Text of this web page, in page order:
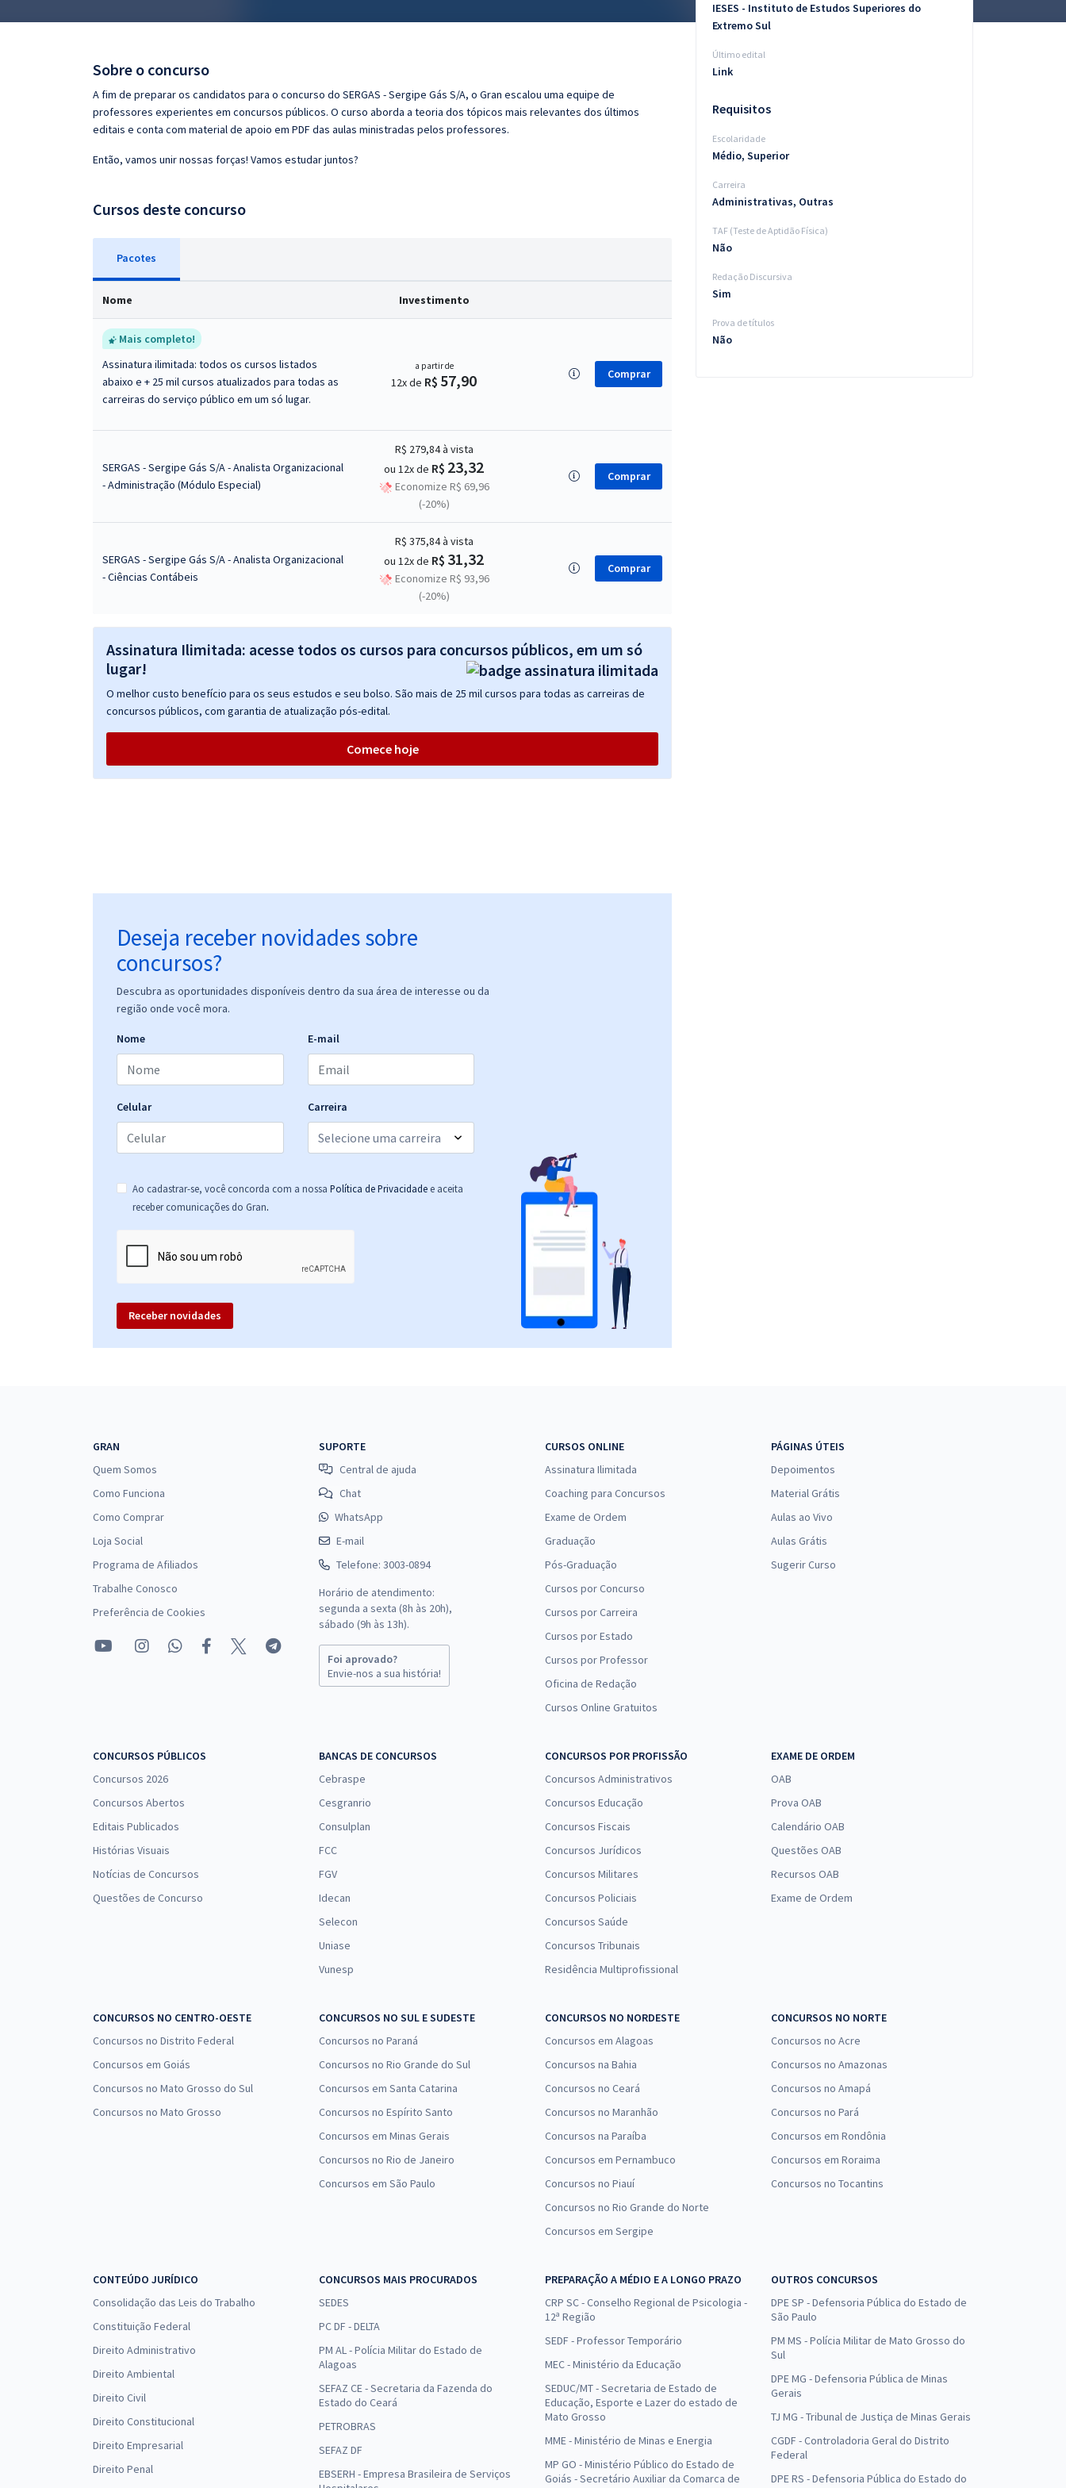
Questões grátis
Sobre o concurso
A fim de preparar os candidatos para o concurso do SERGAS - Sergipe Gás S/A, o Gran escalou uma equipe de
professores experientes em concursos públicos. O curso aborda a teoria dos tópicos mais relevantes dos últimos
editais e conta com material de apoio em PDF das aulas ministradas pelos professores.
Então, vamos unir nossas forças! Vamos estudar juntos?
Cursos deste concurso
Pacotes
Nome Investimento
Mais completo!
Assinatura ilimitada: todos os cursos listados
abaixo e + 25 mil cursos atualizados para todas as
carreiras do serviço público em um só lugar.
a partir de
12x de R$ 57,90 Comprar
SERGAS - Sergipe Gás S/A - Analista Organizacional
- Administração (Módulo Especial)
R$ 279,84à vista
ou 12x de R$ 23,32
Economize R$ 69,96
(-20%)
Comprar
SERGAS - Sergipe Gás S/A - Analista Organizacional
- Ciências Contábeis
R$ 375,84à vista
ou 12x de R$ 31,32
Economize R$ 93,96
(-20%)
Comprar
Assinatura Ilimitada: acesse todos os cursos para concursos públicos, em um só
lugar!
O melhor custo benefício para os seus estudos e seu bolso. São mais de 25 mil cursos para todas as carreiras de
concursos públicos, com garantia de atualização pós-edital.
Comece hoje
Deseja receber novidades sobre
concursos?
Descubra as oportunidades disponíveis dentro da sua área de interesse ou da
região onde você mora.
Nome E-mail
Celular Carreira
Ao cadastrar-se, você concorda com a nossa Política de Privacidade e aceita
receber comunicações do Gran.
Receber novidades
IESES - Instituto de Estudos Superiores do
Extremo Sul
Último edital
Link
Requisitos
Escolaridade
Médio, Superior
Carreira
Administrativas, Outras
TAF (Teste de Aptidão Física)
Não
Redação Discursiva
Sim
Prova de títulos
Não
GRAN
Quem Somos
Como Funciona
Como Comprar
Loja Social
Programa de Afiliados
Trabalhe Conosco
Preferência de Cookies
SUPORTE
Central de ajuda
Chat
WhatsApp
E-mail
Telefone: 3003-0894
Horário de atendimento:
segunda a sexta (8h às 20h),
sábado (9h às 13h).
Foi aprovado?
Envie-nos a sua história!
CURSOS ONLINE
Assinatura Ilimitada
Coaching para Concursos
Exame de Ordem
Graduação
Pós-Graduação
Cursos por Concurso
Cursos por Carreira
Cursos por Estado
Cursos por Professor
Oficina de Redação
Cursos Online Gratuitos
PÁGINAS ÚTEIS
Depoimentos
Material Grátis
Aulas ao Vivo
Aulas Grátis
Sugerir Curso
CONCURSOS PÚBLICOS
Concursos 2026
Concursos Abertos
Editais Publicados
Histórias Visuais
Notícias de Concursos
Questões de Concurso
BANCAS DE CONCURSOS
Cebraspe
Cesgranrio
Consulplan
FCC
FGV
Idecan
Selecon
Uniase
Vunesp
CONCURSOS POR PROFISSÃO
Concursos Administrativos
Concursos Educação
Concursos Fiscais
Concursos Jurídicos
Concursos Militares
Concursos Policiais
Concursos Saúde
Concursos Tribunais
Residência Multiprofissional
EXAME DE ORDEM
OAB
Prova OAB
Calendário OAB
Questões OAB
Recursos OAB
Exame de Ordem
CONCURSOS NO CENTRO-OESTE
Concursos no Distrito Federal
Concursos em Goiás
Concursos no Mato Grosso do Sul
Concursos no Mato Grosso
CONCURSOS NO SUL E SUDESTE
Concursos no Paraná
Concursos no Rio Grande do Sul
Concursos em Santa Catarina
Concursos no Espírito Santo
Concursos em Minas Gerais
Concursos no Rio de Janeiro
Concursos em São Paulo
CONCURSOS NO NORDESTE
Concursos em Alagoas
Concursos na Bahia
Concursos no Ceará
Concursos no Maranhão
Concursos na Paraíba
Concursos em Pernambuco
Concursos no Piauí
Concursos no Rio Grande do Norte
Concursos em Sergipe
CONCURSOS NO NORTE
Concursos no Acre
Concursos no Amazonas
Concursos no Amapá
Concursos no Pará
Concursos em Rondônia
Concursos em Roraima
Concursos no Tocantins
CONTEÚDO JURÍDICO
Consolidação das Leis do Trabalho
Constituição Federal
Direito Administrativo
Direito Ambiental
Direito Civil
Direito Constitucional
Direito Empresarial
Direito Penal
CONCURSOS MAIS PROCURADOS
SEDES
PC DF - DELTA
PM AL - Polícia Militar do Estado de
Alagoas
SEFAZ CE - Secretaria da Fazenda do
Estado do Ceará
PETROBRAS
SEFAZ DF
EBSERH - Empresa Brasileira de Serviços
PREPARAÇÃO A MÉDIO E A LONGO PRAZO
CRP SC - Conselho Regional de Psicologia -
12ª Região
SEDF - Professor Temporário
MEC - Ministério da Educação
SEDUC/MT - Secretaria de Estado de
Educação, Esporte e Lazer do estado de
Mato Grosso
MME - Ministério de Minas e Energia
MP GO - Ministério Público do Estado de
Goiás - Secretário Auxiliar da Comarca de
OUTROS CONCURSOS
DPE SP - Defensoria Pública do Estado de
São Paulo
PM MS - Polícia Militar de Mato Grosso do
Sul
DPE MG - Defensoria Pública de Minas
Gerais
TJ MG - Tribunal de Justiça de Minas Gerais
CGDF - Controladoria Geral do Distrito
Federal
DPE RS - Defensoria Pública do Estado do